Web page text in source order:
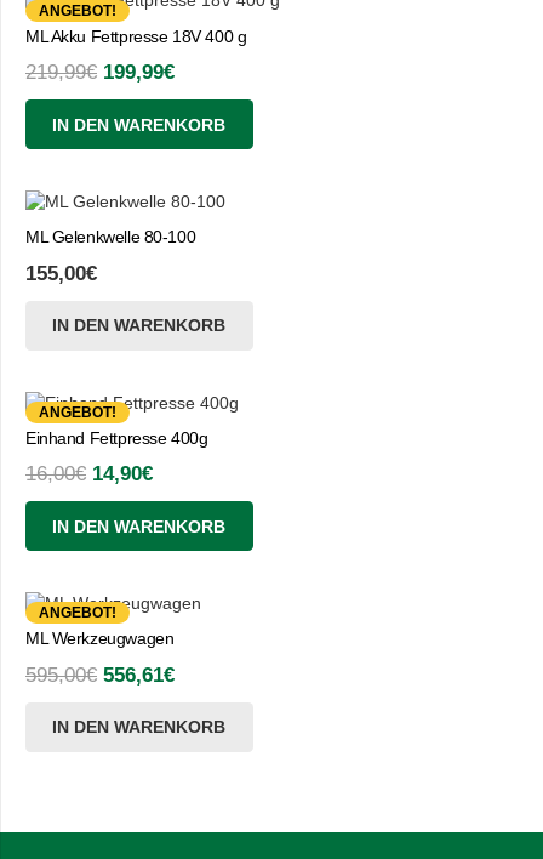
ANGEBOT!
ML Akku Fettpresse 18V 400 g
219,99€ Ursprünglicher
Preis
war:
219,99€
199,99€Aktueller
Preis
ist:
199,99€.
IN DEN WARENKORB
ML Gelenkwelle 80-100
155,00€
IN DEN WARENKORB
ANGEBOT!
Einhand Fettpresse 400g
16,00€ Ursprünglicher
Preis
war:
16,00€
14,90€Aktueller
Preis
ist:
14,90€.
IN DEN WARENKORB
ANGEBOT!
ML Werkzeugwagen
595,00€ Ursprünglicher
war:
556,61€Aktueller
ist:
IN DEN WARENKORB